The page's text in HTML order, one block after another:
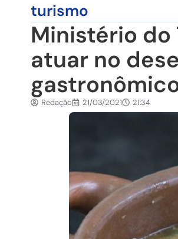
turismo
Ministério do
atuar no
Redação 21/03/2021 21:34